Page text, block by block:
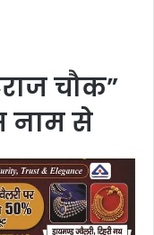
चौक”
नाम से